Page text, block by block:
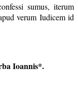
sumus, iterum
verum Iudicem id
Ioannis*.